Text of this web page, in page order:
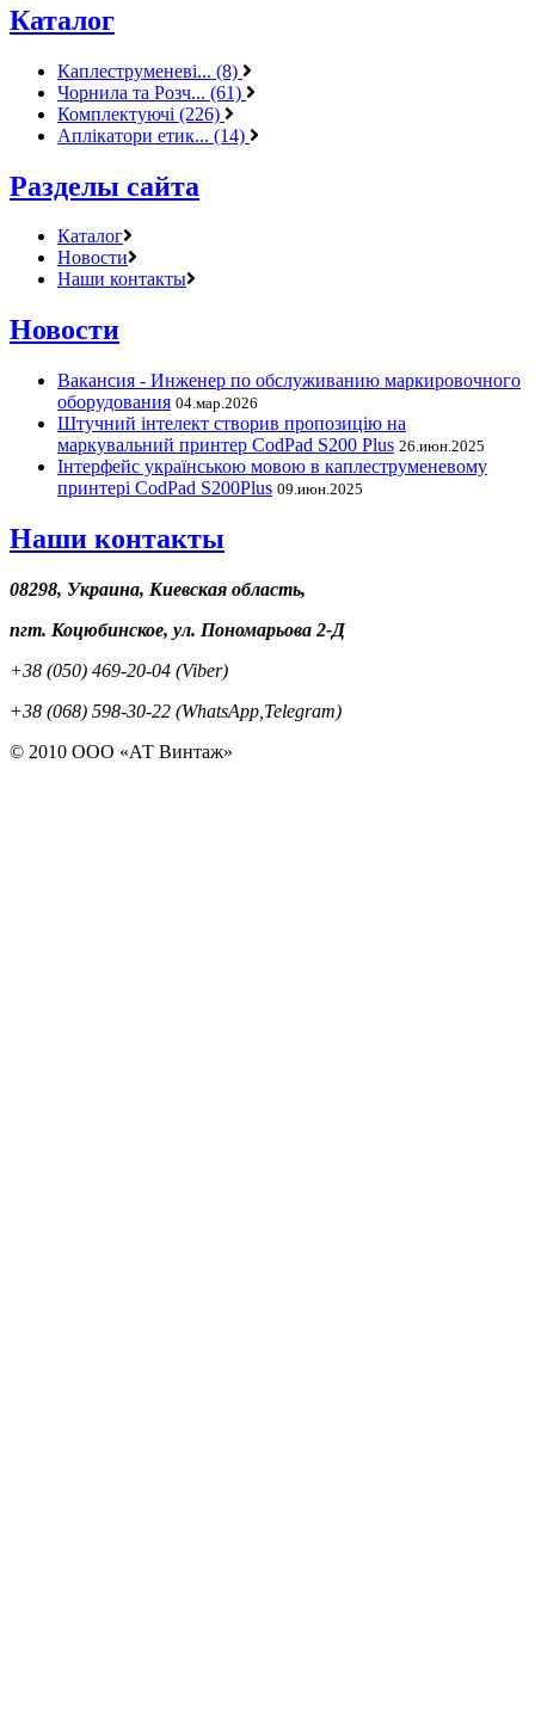
Каталог
Каплеструменеві... (8)
Чорнила та Розч... (61)
Комплектуючі (226)
Аплікатори етик... (14)
Разделы сайта
Каталог
Новости
Наши контакты
Новости
Вакансия - Инженер по обслуживанию маркировочного
оборудования 04.мар.2026
Штучний інтелект створив пропозицію на
маркувальний принтер CodPad S200 Plus 26.июн.2025
Інтерфейс українською мовою в каплеструменевому
принтері CodPad S200Plus 09.июн.2025
Наши контакты
08298, Украина, Киевская область,
пгт. Коцюбинское, ул. Пономарьова 2-Д
+38 (050) 469-20-04 (Viber)
+38 (068) 598-30-22 (WhatsApp,Telegram)
© 2010 ООО «АТ Винтаж»